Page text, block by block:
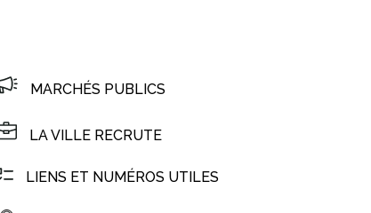
MARCHÉS PUBLICS
LA VILLE RECRUTE
LIENS ET NUMÉROS UTILES